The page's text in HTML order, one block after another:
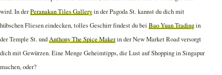
wird. In derPeranakan Tiles Galleryin der Pagoda St. kannst du dich mit
hübschen Fliesen eindecken, tolles Geschirr findest du bei Bao Yuan Tradingin
der Temple St. undAnthony The Spice Makerin der New Market Road versorgt
dich mit Gewürzen. Eine Menge Geheimtipps, die Lust auf Shopping in Singapur
machen, oder?